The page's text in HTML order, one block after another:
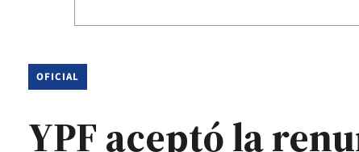
OFICIAL
YPF aceptó la